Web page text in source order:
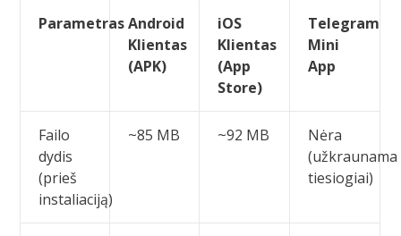
Parametras Android
Klientas
(APK)
iOS
Klientas
(App
Store)
Telegram
Mini
App
Failo
dydis
(prieš
instaliaciją)
~85 MB ~92 MB
Nėra
(užkraunama
tiesiogiai)